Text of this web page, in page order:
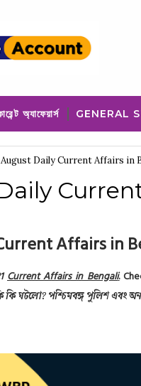
অ্যাফেয়ার্স GENERAL
Daily Current Affairs in
Affairs in
Current Affairs in Bengali.
কিঘটলো? পশ্চিমবঙ্গ পুলিশ এবং